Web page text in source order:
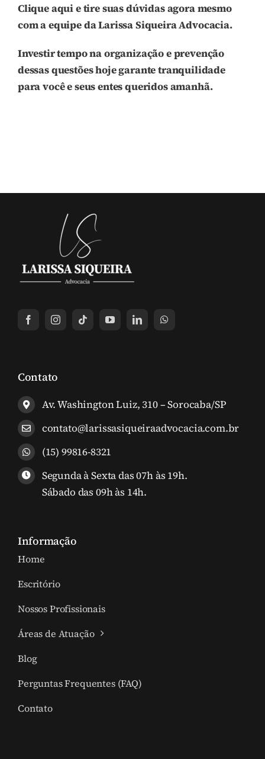
Clique aqui e tire suas dúvidas agora mesmo
com a equipe da Larissa Siqueira Advocacia.
Investir tempo na organização e prevenção
dessas questões hoje garante tranquilidade
para você e seus entes queridos amanhã.
Contato
Av. Washington Luiz, 310 – Sorocaba/SP
contato@larissasiqueiraadvocacia.com.br
(15) 99816-8321
Segunda à Sexta das 07h às 19h.
Sábado das 09h às 14h.
Informação
Home
Escritório
Nossos Profissionais
Áreas de Atuação
Blog
Perguntas Frequentes (FAQ)
Contato